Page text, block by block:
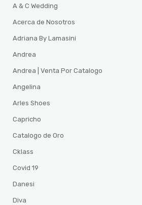
A & C Wedding
Acerca de Nosotros
Adriana By Lamasini
Andrea
Andrea | Venta Por Catalogo
Angelina
Arles Shoes
Capricho
Catalogo de Oro
Cklass
Covid 19
Danesi
Diva